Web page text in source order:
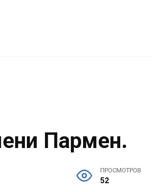
Пармен.
ПРОСМОТРОВ
52